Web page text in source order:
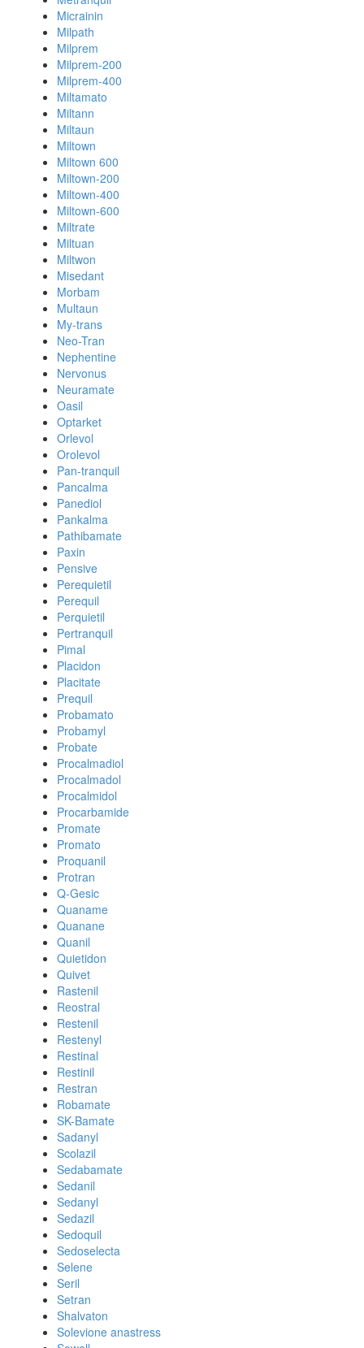
Micrainin
Milpath
Milprem
Milprem-200
Milprem-400
Miltamato
Miltann
Miltaun
Miltown
Miltown 600
Miltown-200
Miltown-400
Miltown-600
Miltrate
Miltuan
Miltwon
Misedant
Morbam
Multaun
My-trans
Neo-Tran
Nephentine
Nervonus
Neuramate
Oasil
Optarket
Orlevol
Orolevol
Pan-tranquil
Pancalma
Panediol
Pankalma
Pathibamate
Paxin
Pensive
Perequietil
Perequil
Perquietil
Pertranquil
Pimal
Placidon
Placitate
Prequil
Probamato
Probamyl
Probate
Procalmadiol
Procalmadol
Procalmidol
Procarbamide
Promate
Promato
Proquanil
Protran
Q-Gesic
Quaname
Quanane
Quanil
Quietidon
Quivet
Rastenil
Reostral
Restenil
Restenyl
Restinal
Restinil
Restran
Robamate
SK-Bamate
Sadanyl
Scolazil
Sedabamate
Sedanil
Sedanyl
Sedazil
Sedoquil
Sedoselecta
Selene
Seril
Setran
Shalvaton
Solevione anastress